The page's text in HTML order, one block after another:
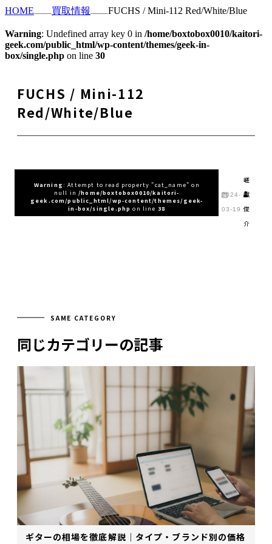
HOME 買取情報 FUCHS / Mini-112 Red/White/Blue
Warning: Undefined array key 0 in /home/boxtobox0010/kaitori-
geek.com/public_html/wp-content/themes/geek-in-
box/single.php on line 30
FUCHS / Mini-112
Red/White/Blue
Warning: Attempt to read property "cat_name" on
null in/home/boxtobox0010/kaitori-
geek.com/public_html/wp-content/themes/geek-
in-box/single.php on line 38
2024-
03-19
嵯
峨
俊
介
SAME CATEGORY
同じカテゴリーの記事
ギターの相場を徹底解説｜タイプ・ブランド別の価格